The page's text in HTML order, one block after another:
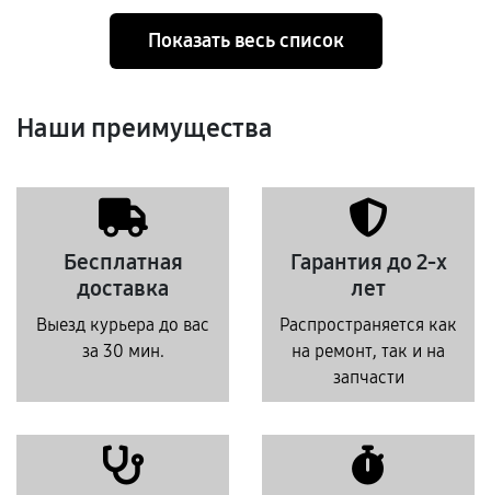
Показать весь список
Наши преимущества
Бесплатная
доставка
Выезд курьера до вас
за 30 мин.
Гарантия до 2-х
лет
Распространяется как
на ремонт, так и на
запчасти